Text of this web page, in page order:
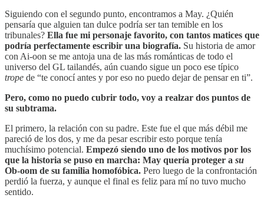
Siguiendo con el segundo punto, encontramos a May. ¿Quién
pensaría que alguien tan dulce podría ser tan temible en los
tribunales? Ella fue mi personaje favorito, con tantos matices que
podría perfectamente escribir una biografía. Su historia de amor
con Ai-oon se me antoja una de las más románticas de todo el
universo del GL tailandés, aún cuando sigue un poco ese típico
trope de “te conocí antes y por eso no puedo dejar de pensar en ti”.
Pero, como no puedo cubrir todo, voy a realzar dos puntos de
su subtrama.
El primero, la relación con su padre. Este fue el que más débil me
pareció de los dos, y me da pesar escribir esto porque tenía
muchísimo potencial. Empezó siendo uno de los motivos por los
que la historia se puso en marcha: May quería proteger a su
Ob-oom de su familia homofóbica. Pero luego de la confrontación
perdió la fuerza, y aunque el final es feliz para mí no tuvo mucho
sentido.